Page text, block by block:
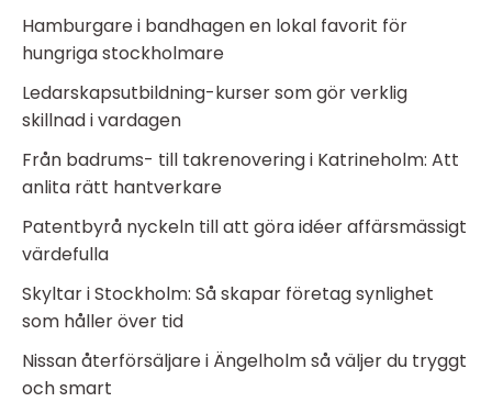
Hamburgare i bandhagen en lokal favorit för
hungriga stockholmare
Ledarskapsutbildning-kurser som gör verklig
skillnad i vardagen
Från badrums- till takrenovering i Katrineholm: Att
anlita rätt hantverkare
Patentbyrå nyckeln till att göra idéer affärsmässigt
värdefulla
Skyltar i Stockholm: Så skapar företag synlighet
som håller över tid
Nissan återförsäljare i Ängelholm så väljer du tryggt
och smart